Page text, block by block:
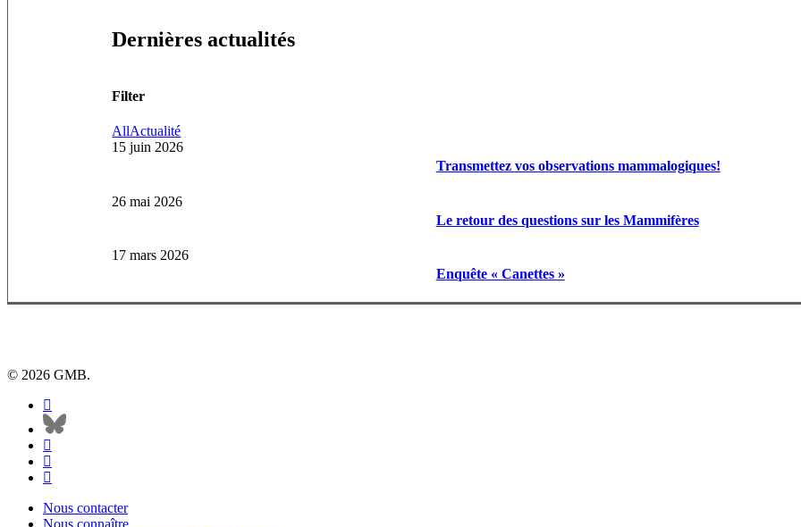
Dernières actualités
Filter
AllActualité
15 juin 2026
Transmettez vos observations mammalogiques!
26 mai 2026
Le retour des questions sur les Mammifères
17 mars 2026
Enquête « Canettes »
© 2026 GMB.
facebook
bluesky
vimeo
RSS
flickr
Close
Menu
Nous contacter
Nous connaître